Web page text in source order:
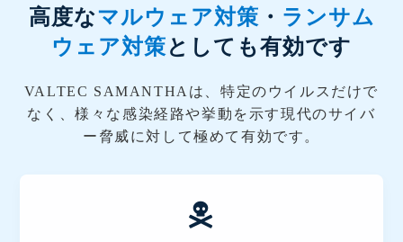
高度なマルウェア対策 ・ ランサム
ウェア対策としても有効です
VALTEC SAMANTHAは、特定のウイルスだけで
なく、様々な感染経路や挙動を示す現代のサイバ
ー脅威に対して極めて有効です。